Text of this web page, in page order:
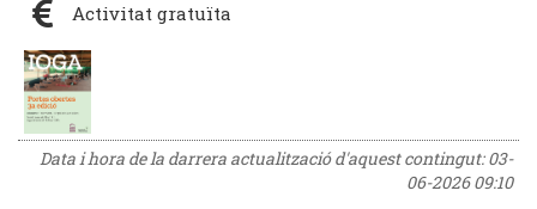
Activitat gratuïta
Data i hora de la darrera actualització d'aquest contingut:03-
06-2026 09:10